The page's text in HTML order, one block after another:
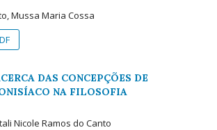
Mussa Maria Cossa
DAS CONCEPÇÕES DE
NA FILOSOFIA
Nicole Ramos do Canto